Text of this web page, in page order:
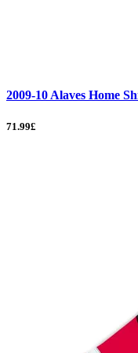
2009-10 Alaves Home
71.99£